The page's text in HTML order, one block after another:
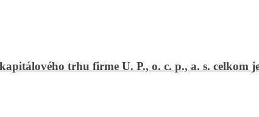
trhu firme U. P., o. c. p., a. s. celkom